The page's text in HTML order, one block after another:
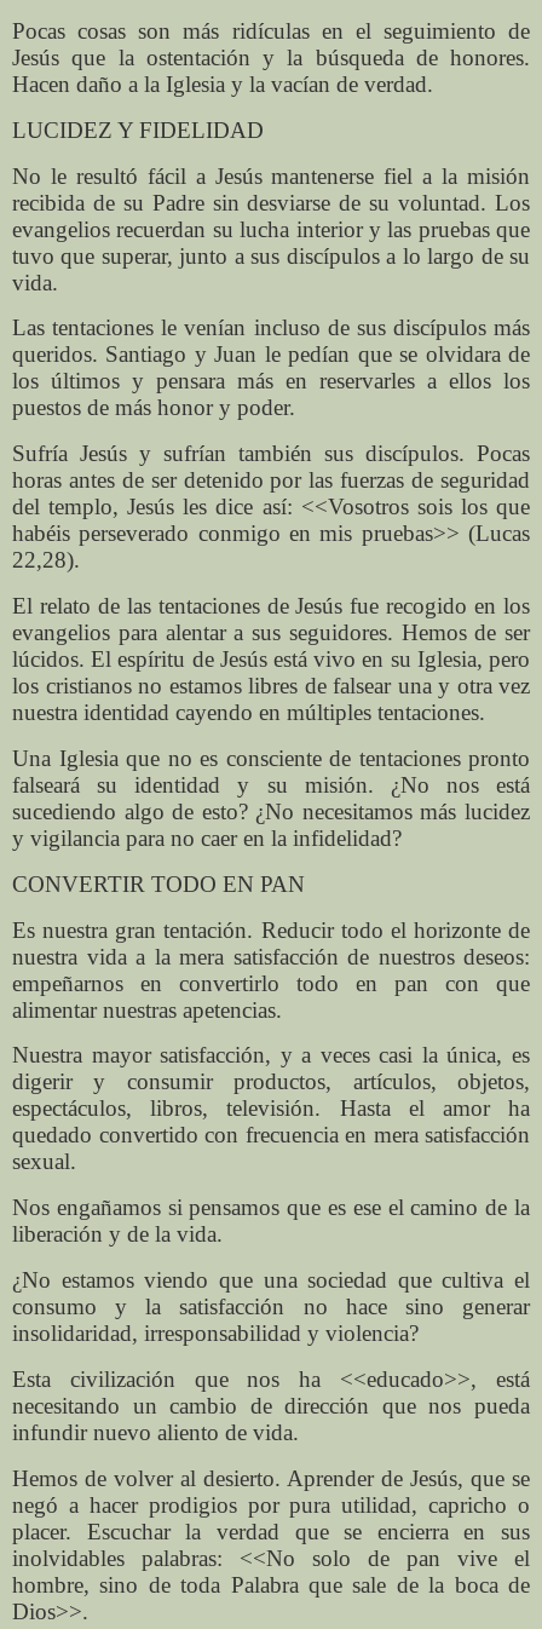
Pocas cosas son más ridículas en el seguimiento de
Jesús que la ostentación y la búsqueda de honores.
Hacen daño a la Iglesia y la vacían de verdad.
LUCIDEZ Y FIDELIDAD
No le resultó fácil a Jesús mantenerse fiel a la misión
recibida de su Padre sin desviarse de su voluntad. Los
evangelios recuerdan su lucha interior y las pruebas que
tuvo que superar, junto a sus discípulos a lo largo de su
vida.
Las tentaciones le venían incluso de sus discípulos más
queridos. Santiago y Juan le pedían que se olvidara de
los últimos y pensara más en reservarles a ellos los
puestos de más honor y poder.
Sufría Jesús y sufrían también sus discípulos. Pocas
horas antes de ser detenido por las fuerzas de seguridad
del templo, Jesús les dice así: <<Vosotros sois los que
habéis perseverado conmigo en mis pruebas>> (Lucas
22,28).
El relato de las tentaciones de Jesús fue recogido en los
evangelios para alentar a sus seguidores. Hemos de ser
lúcidos. El espíritu de Jesús está vivo en su Iglesia, pero
los cristianos no estamos libres de falsear una y otra vez
nuestra identidad cayendo en múltiples tentaciones.
Una Iglesia que no es consciente de tentaciones pronto
falseará su identidad y su misión. ¿No nos está
sucediendo algo de esto? ¿No necesitamos más lucidez
y vigilancia para no caer en la infidelidad?
CONVERTIR TODO EN PAN
Es nuestra gran tentación. Reducir todo el horizonte de
nuestra vida a la mera satisfacción de nuestros deseos:
empeñarnos en convertirlo todo en pan con que
alimentar nuestras apetencias.
Nuestra mayor satisfacción, y a veces casi la única, es
digerir y consumir productos, artículos, objetos,
espectáculos, libros, televisión. Hasta el amor ha
quedado convertido con frecuencia en mera satisfacción
sexual.
Nos engañamos si pensamos que es ese el camino de la
liberación y de la vida.
¿No estamos viendo que una sociedad que cultiva el
consumo y la satisfacción no hace sino generar
insolidaridad, irresponsabilidad y violencia?
Esta civilización que nos ha <<educado>>, está
necesitando un cambio de dirección que nos pueda
infundir nuevo aliento de vida.
Hemos de volver al desierto. Aprender de Jesús, que se
negó a hacer prodigios por pura utilidad, capricho o
placer. Escuchar la verdad que se encierra en sus
inolvidables palabras: <<No solo de pan vive el
hombre, sino de toda Palabra que sale de la boca de
Dios>>.